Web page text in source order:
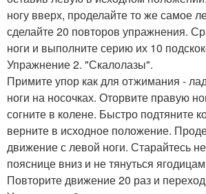
ногу вверх, проделайте то же самое
сделайте 20 повторов упражнения.
ноги и выполните серию их 10
Упражнение 2. "Скалолазы".
Примите упор как для отжимания -
ноги на носочках. Оторвите правую
согните в колене. Быстро подтяните
верните в исходное положение.
движение с левой ноги. Старайтесь
пояснице вниз и не тянуться
Повторите движение 20 раз и